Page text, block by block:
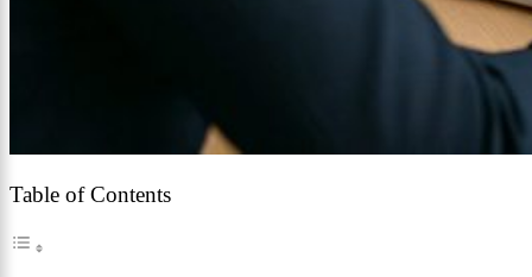
Table of Contents